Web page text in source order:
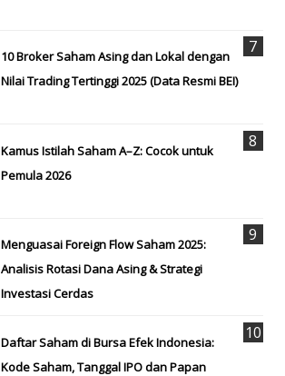
10 Broker Saham Asing dan Lokal dengan
Nilai Trading Tertinggi 2025 (Data Resmi BEI)
Kamus Istilah Saham A–Z: Cocok untuk
Pemula 2026
Menguasai Foreign Flow Saham 2025:
Analisis Rotasi Dana Asing & Strategi
Investasi Cerdas
Daftar Saham di Bursa Efek Indonesia:
Kode Saham, Tanggal IPO dan Papan